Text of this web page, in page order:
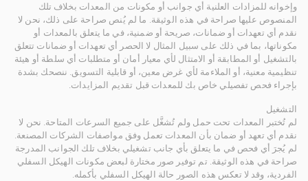
وإخوانه للمزادات العلنية أي جوانب أو مكونات من المعدات بخلاف تلك
المنصوص عليها صراحة في هذه الوثيقة. ما لم يُنص صراحة على ذلك، نحن لا
نقدم أي تعهدات أو ضمانات، صريحة أو ضمنية، في ما يتعلق بالمعدات أو
مكوناتها، بما في ذلك على سبيل المثال لا الحصر أي تعهدات أو ضمانات تتعلق
بالتشغيل أو المطابقة أو الامتثال لأي معيار أمان أو متطلبات أي سلطة أو هيئة
تنظيمية معنية، أو الملاءمة لأي غرض معين، أو قابلية التسويق. ننصحك بشدة
بإجراء فحص تفصيلي خاص بك للمعدات قبل تقديم المزايدات.
التشغيل
لم تُختبر المعدات تحت حمل ولم تُشغَّل على جميع السرعات المتاحة. نحن لا
نقدم أي تعهد أو ضمان بأن المعدات تعمل وفق مواصفات الشركات المصنعة.
لم يُجرَ أي فحص في ما يتعلق بأي جانب تشغيلي بخلاف تلك الجوانب المدرجة
صراحة في هذه الوثيقة. تم توفير صور مختارة لبعض مكونات الهيكل السفلي
الفردية، وقد لا تعكس هذه الصور حالة الهيكل السفلي بأكمله.